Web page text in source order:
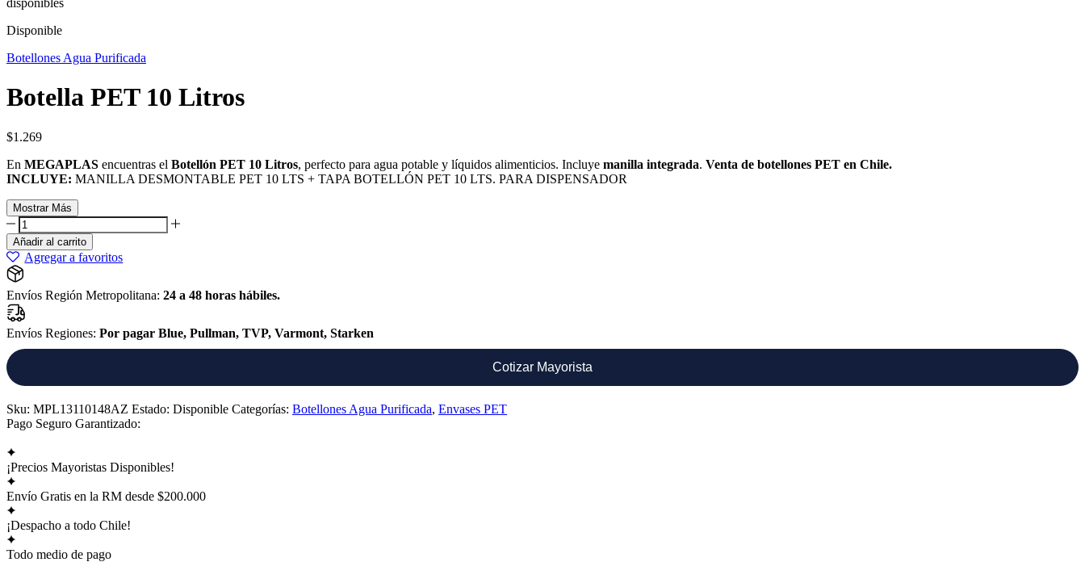
disponibles
Disponible
Botellones Agua Purificada
Botella PET 10 Litros
$1.269
En MEGAPLAS encuentras el Botellón PET 10 Litros, perfecto para agua potable y líquidos alimenticios. Incluye manilla integrada. Venta de botellones PET en Chile.
INCLUYE: MANILLA DESMONTABLE PET 10 LTS + TAPA BOTELLÓN PET 10 LTS. PARA DISPENSADOR
Mostrar Más
Añadir al carrito
Agregar a favoritos
Envíos Región Metropolitana: 24 a 48 horas hábiles.
Envíos Regiones: Por pagar Blue, Pullman, TVP, Varmont, Starken
Cotizar Mayorista
Sku: MPL13110148AZ Estado: Disponible Categorías: Botellones Agua Purificada, Envases PET
Pago Seguro Garantizado:
¡Precios Mayoristas Disponibles!
Envío Gratis en la RM desde $200.000
¡Despacho a todo Chile!
Todo medio de pago